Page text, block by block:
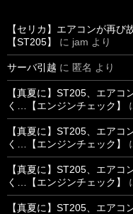
【セリカ】エアコンが再
【ST205】
に jam より
サーバ引越 に 匿名 より
【真夏に】ST205、エア
く…【エンジンチェック】
【真夏に】ST205、エア
く…【エンジンチェック】
【真夏に】ST205、エア
く…【エンジンチェック】
【真夏に】ST205、エア